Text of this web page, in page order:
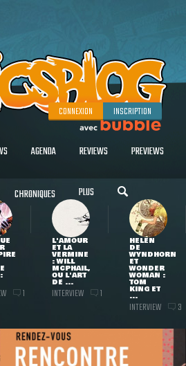
CONNEXION INSCRIPTION
AGENDA REVIEWS PREVIEWS
CHRONIQUES PLUS
1
L'AMOUR
ET LA
VERMINE
: WILL
MCPHAIL,
OU L'ART
DE ...
INTERVIEW 1
HELEN
DE
WYNDHORN
ET
WONDER
WOMAN :
TOM
KING ET
...
INTERVIEW 3